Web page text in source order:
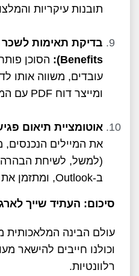
תובנות עיקריות
בדיקת תאימות לשכר
Benefits
):
עובדים, משווה אותו
ומייצר דוח PDF עם המלצות להתאמה.
אוטומציית תיאום
את המיילים
(למשל, לשיחת הבהרה
ב-Outlook, ומתזמן את הפגישה.
סיכום: העתיד שייך
עולם הבינה
וכולנו חייבים להישאר
רלוונטיות.